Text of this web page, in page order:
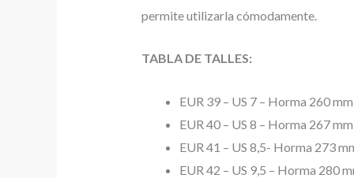
permite utilizarla cómodamente.
TABLA DE TALLES:
EUR 39 – US 7 – Horma 260 mm
EUR 40 – US 8 – Horma 267 mm
EUR 41 – US 8,5- Horma 273
EUR 42 – US 9,5 – Horma 280